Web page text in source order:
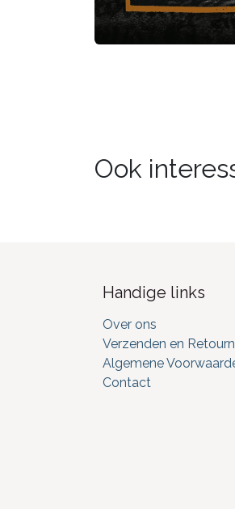
Ook
Handige links
Over ons
Verzenden en
Algemene
Contact